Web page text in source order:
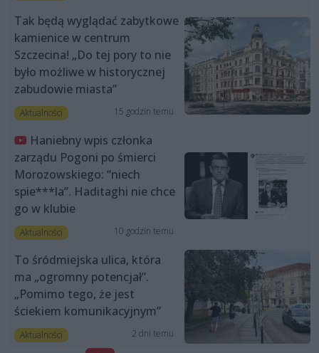
Tak będą wyglądać zabytkowe
kamienice w centrum
Szczecina! „Do tej pory to nie
było możliwe w historycznej
zabudowie miasta”
Aktualności 15 godzin temu
Haniebny wpis członka
zarządu Pogoni po śmierci
Morozowskiego: “niech
spie***la”. Haditaghi nie chce
go w klubie
Aktualności 10 godzin temu
To śródmiejska ulica, która
ma „ogromny potencjał”.
„Pomimo tego, że jest
ściekiem komunikacyjnym”
Aktualności 2 dni temu